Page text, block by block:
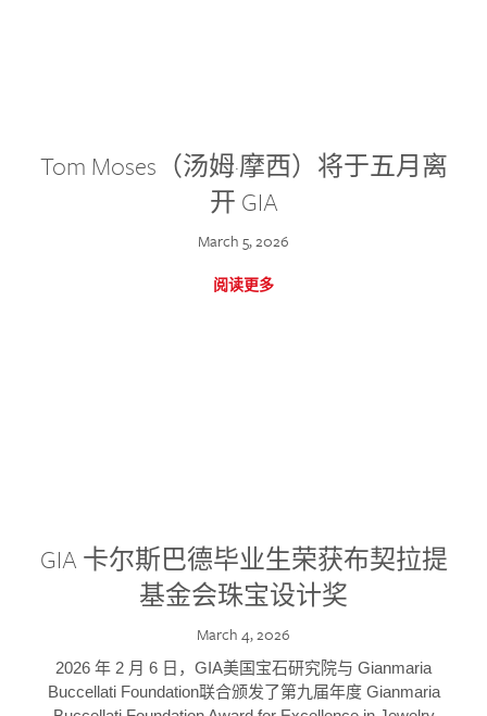
Tom Moses（汤姆·摩西）将于五月离
开 GIA
March 5, 2026
阅读更多
GIA 卡尔斯巴德毕业生荣获布契拉提
基金会珠宝设计奖
March 4, 2026
2026 年 2 月 6 日，GIA美国宝石研究院与 Gianmaria
Buccellati Foundation联合颁发了第九届年度 Gianmaria